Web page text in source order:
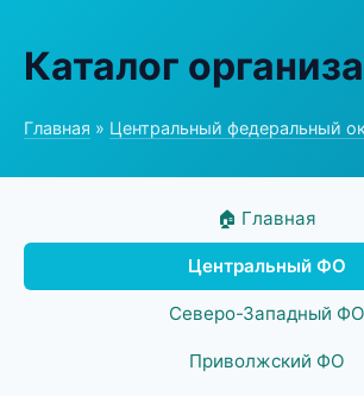
Каталог
Главная » Центральный федеральный
🏠 Главная
Центральный ФО
Северо-Западный ФО
Приволжский ФО